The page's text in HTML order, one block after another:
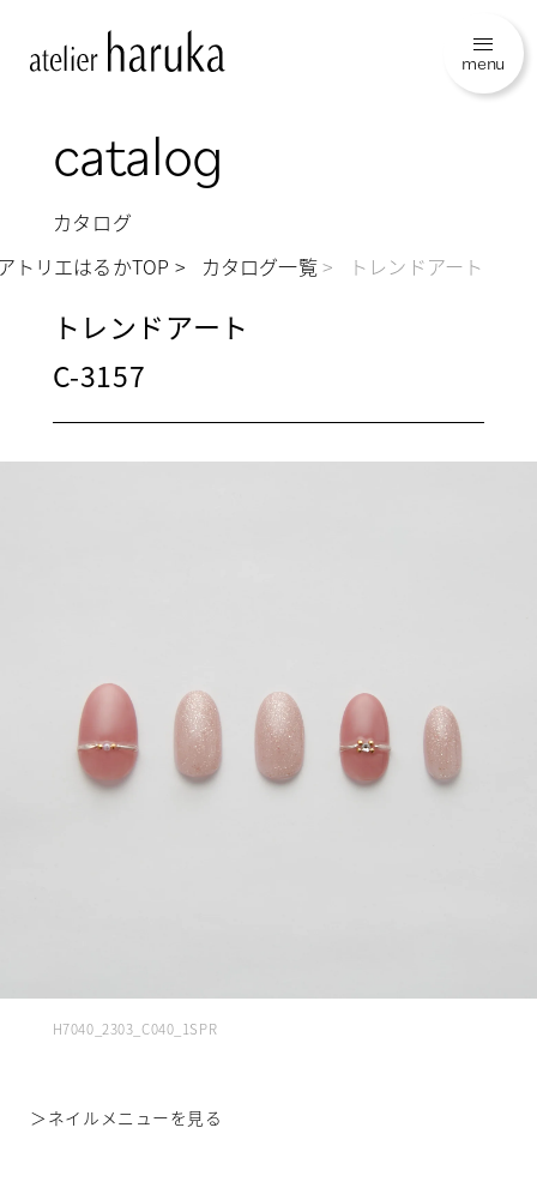
menu
catalog
カタログ
トリエはるかTOP
カタログ一覧 トレンドアート
トレンドアート
C-3157
H7040_2303_C040_1SPR
＞ ネイルメニューを見る